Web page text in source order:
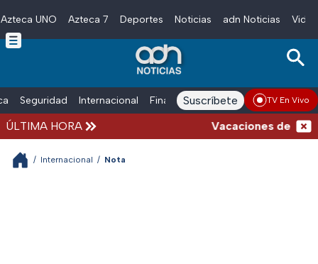
Skip to main content
Azteca UNO Azteca 7 Deportes Noticias adn Noticias
Seguridad Internacional Finanzas adn Noticias Radio
Suscríbete TV En Vivo
ÚLTIMA HORA Vacaciones de
/ Internacional / Nota